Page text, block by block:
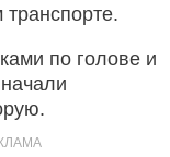
по голове и